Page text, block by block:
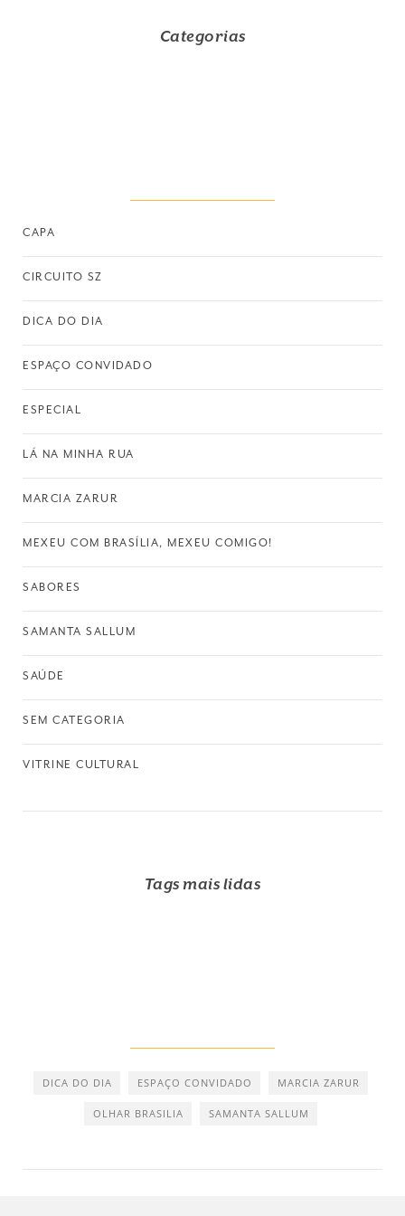
Categorias
CAPA
CIRCUITO SZ
DICA DO DIA
ESPAÇO CONVIDADO
ESPECIAL
LÁ NA MINHA RUA
MARCIA ZARUR
MEXEU COM BRASÍLIA, MEXEU COMIGO!
SABORES
SAMANTA SALLUM
SAÚDE
SEM CATEGORIA
VITRINE CULTURAL
Tags mais lidas
DICA DO DIA ESPAÇO CONVIDADO MARCIA ZARUR
OLHAR BRASILIA SAMANTA SALLUM